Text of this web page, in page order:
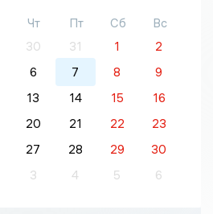
Чт Пт Сб
Вс
30 31 1
2
6 7 8
9
13 14 15
16
20 21 22
23
27 28 29
30
3 4 5 6